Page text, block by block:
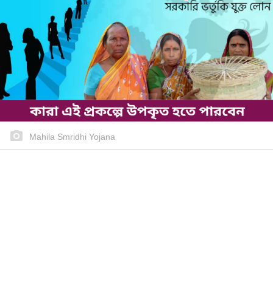
Mahila Smridhi Yojana